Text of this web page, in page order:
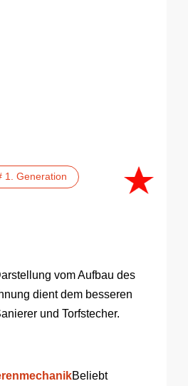
1. Generation
vom Aufbau des
dient dem besseren
und Torfstecher.
Beliebt